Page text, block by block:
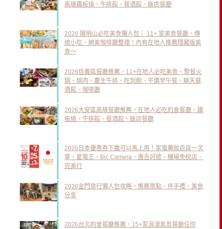
高級鐵板燒、牛排館、餐酒館、飯店餐廳
2026 陽明山必吃美食懶人包｜ 11+ 家美食餐廳、傳
統小吃、網美咖啡廳整理！內有在地人推薦隱藏版美
食～
2026信義區餐廳推薦，11+在地人必吃美食、聚餐火
鍋、燒肉、慶生牛排、吃到飽、平價早午餐、聊天餐
酒館、咖啡廳
2026大安區高級餐廳推薦，在地人必吃約會餐廳、鐵
板燒、牛排館、餐酒館、飯店餐廳
2026日本優惠券下載可以馬上用！家電藥妝百貨一次
拿，愛電王、Bic Camera、唐吉訶德、機場免稅店、
完美行
2026金門旅行懶人包攻略，推薦景點、伴手禮、美食
分享
2026台北約會餐廳推薦，15+家浪漫氣氛餐廳任你